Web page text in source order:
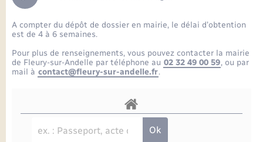
Projet nouveau groupe scolaire
Articles de presse
Etat-civil - Papiers - Citoyenneté
Mariage – PACS
Parrainage civil
Logement - Urbanisme
Nouvel habitant
Transports scolaires
Travaux - Autorisation d’occupation de l’espace
public
La mairie
Comptes rendus de conseils
Délibérations du conseil municipal
Comptes rendus du conseil municipal
Budget
Actualités
Sorties - Animations
A compter du dépôt de dossier en mairie, le délai d’obtention
est de 4 à 6 semaines.
Pour plus de renseignements, vous pouvez contacter la mairie
de Fleury-sur-Andelle par téléphone au 02 32 49 00 59, ou par
mail à contact@fleury-sur-andelle.fr.